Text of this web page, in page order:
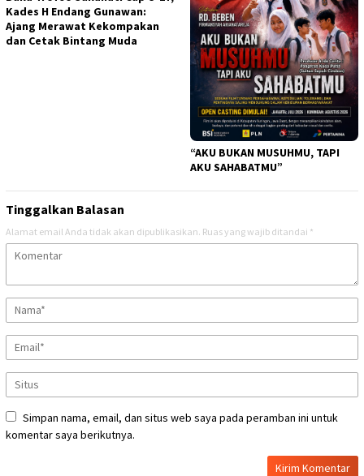
Kades H Endang Gunawan:
Ajang Merawat Kekompakan
dan Cetak Bintang Muda
“AKU BUKAN MUSUHMU, TAPI
AKU SAHABATMU”
Tinggalkan Balasan
Alamat email Anda tidak akan dipublikasikan. Ruas yang wajib ditandai *
Simpan nama, email, dan situs web saya pada peramban ini untuk
komentar saya berikutnya.